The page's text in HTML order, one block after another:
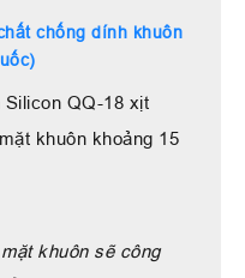
chống dính khuôn
Silicon QQ-18 xịt
khuôn khoảng 15
khuôn sẽ công